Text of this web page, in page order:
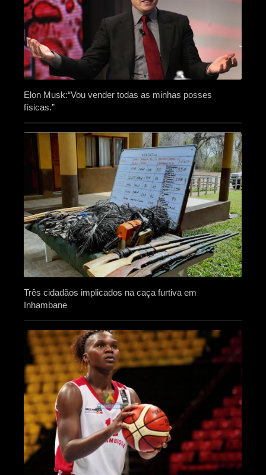
Elon Musk:“Vou vender todas as minhas posses
físicas.”
Três cidadãos implicados na caça furtiva em
Inhambane